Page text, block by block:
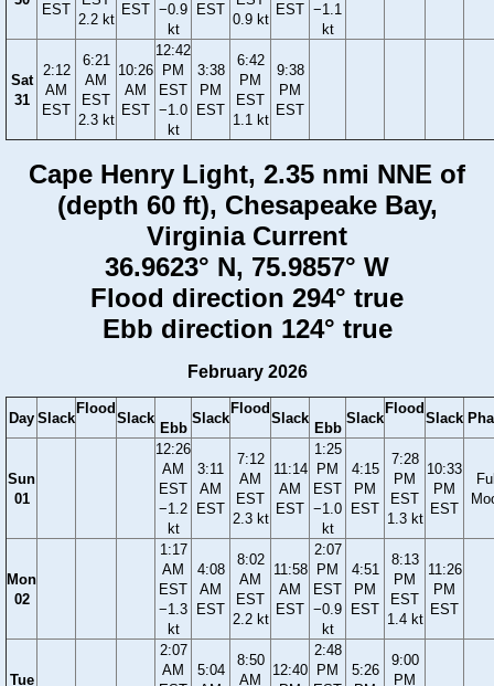
EST
2.2 kt
EST −0.9
kt
EST
0.9 kt
EST −1.1
kt
Sat
31
2:12
AM
EST
6:21
AM
EST
2.3 kt
10:26
AM
EST
12:42
PM
EST
−1.0
kt
3:38
PM
EST
6:42
PM
EST
1.1 kt
9:38
PM
EST
Cape Henry Light, 2.35 nmi NNE of
(depth 60 ft), Chesapeake Bay,
Virginia Current
36.9623° N, 75.9857° W
Flood direction 294° true
Ebb direction 124° true
February 2026
Day Slack
Flood
Slack
Ebb
Slack
Flood
Slack
Ebb
Slack
Flood
Slack
Sun
01
12:26
AM
EST
−1.2
kt
3:11
AM
EST
7:12
AM
EST
2.3 kt
11:14
AM
EST
1:25
PM
EST
−1.0
kt
4:15
PM
EST
7:28
PM
EST
1.3 kt
10:33
PM
EST
Mon
02
1:17
AM
EST
−1.3
kt
4:08
AM
EST
8:02
AM
EST
2.2 kt
11:58
AM
EST
2:07
PM
EST
−0.9
kt
4:51
PM
EST
8:13
PM
EST
1.4 kt
11:26
PM
EST
Tue
2:07
AM
5:04
8:50
AM
12:40
2:48
PM
5:26
9:00
PM